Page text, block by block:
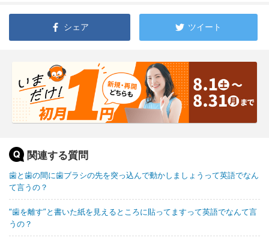
シェア ツイート
関連する質問
歯と歯の間に歯ブラシの先を突っ込んで動かしましょうって英語でなん
て言うの？
“歯を離す”と書いた紙を見えるところに貼ってますって英語でなんて言
うの？